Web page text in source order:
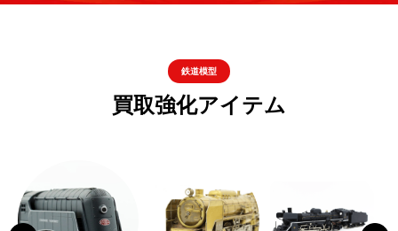
鉄道模型
買取強化アイテム